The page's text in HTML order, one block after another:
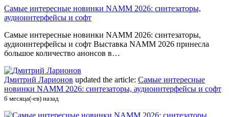
Самые интересные новинки NAMM 2026: синтезаторы,
аудиоинтерфейсы и софт
Самые интересные новинки NAMM 2026: синтезаторы,
аудиоинтерфейсы и софт Выставка NAMM 2026 принесла
большое количество анонсов в…
Дмитрий Ларионов updated the article: Самые интересные
новинки NAMM 2026: синтезаторы, аудиоинтерфейсы и софт
6 месяца(-ев) назад